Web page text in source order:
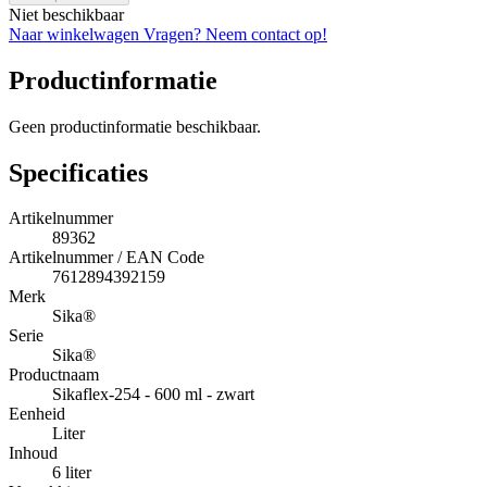
Niet beschikbaar
Naar winkelwagen Vragen? Neem contact op!
Productinformatie
Geen productinformatie beschikbaar.
Specificaties
Artikelnummer
89362
Artikelnummer / EAN Code
7612894392159
Merk
Sika®
Serie
Sika®
Productnaam
Sikaflex-254 - 600 ml - zwart
Eenheid
Liter
Inhoud
6 liter